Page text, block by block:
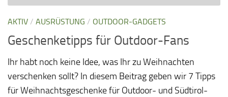
AKTIV / AUSRÜSTUNG / OUTDOOR-GADGETS
Geschenketipps für Outdoor-Fans
Ihr habt noch keine Idee, was Ihr zu Weihnachten
verschenken sollt? In diesem Beitrag geben wir 7 Tipps
für Weihnachtsgeschenke für Outdoor- und Südtirol-